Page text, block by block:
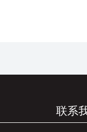
联系